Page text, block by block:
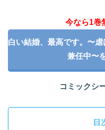
今なら1巻
白い結婚、最高です。〜
兼任中〜
コミックシ
目